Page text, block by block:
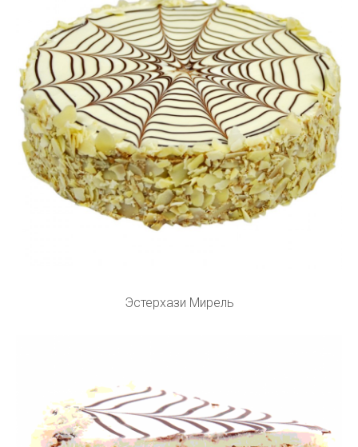
Эстерхази Мирель